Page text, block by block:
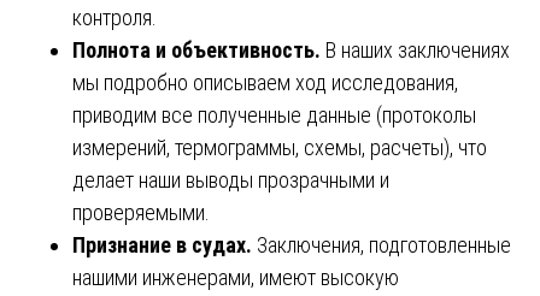
контроля.
Полнота и объективность. В наших заключениях
мы подробно описываем ход исследования,
приводим все полученные данные (протоколы
измерений, термограммы, схемы, расчеты), что
делает наши выводы прозрачными и
проверяемыми.
Признание в судах. Заключения, подготовленные
нашими инженерами, имеют высокую